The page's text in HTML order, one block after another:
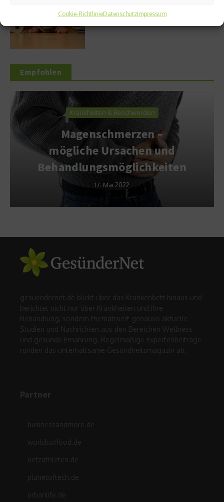
Cookie-RichtlinieDatenschutzImpressum
Empfohlen
Krankheiten & Beschwerden
Magenschmerzen –
mögliche Ursachen und
Behandlungsmöglichkeiten
17. Mai 2022
gesuendernet.de blickt über das Krankenbett hinaus und
berichtet nicht nur über Krankheiten und ihre
Behandlung, sondern thematisiert genauso aktuelle
Studien und Nachrichten aus den Bereichen Wellness
und gesunde Ernährung. Regelmäßige Expertenbeiträge
runden das unterhaltsame Gesundheitsmagazin ab.
Partner
businessandmore.de
worldsoffood.de
netzathleten.de
planetoftech.de
urbanlife.de